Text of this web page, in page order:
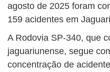
agosto de 2025 foram
159 acidentes em
A Rodovia SP-340, que
jaguariunense, segue
concentração de